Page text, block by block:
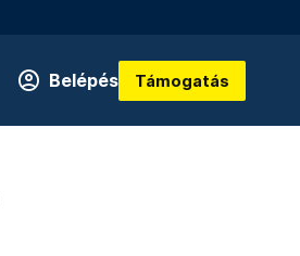
Belépés Támogatás